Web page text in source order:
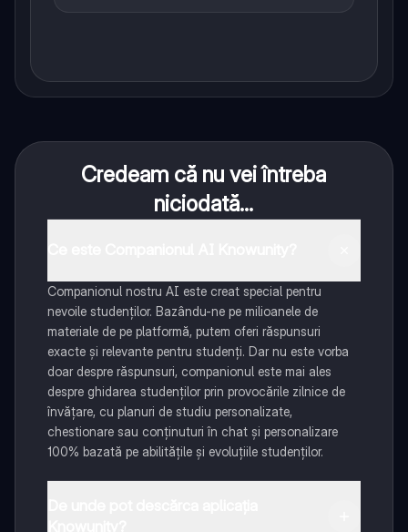
Credeam că nu vei întreba
niciodată...
Companionul nostru AI este creat special pentru
nevoile studenților. Bazându-ne pe milioanele de
materiale de pe platformă, putem oferi răspunsuri
exacte și relevante pentru studenți. Dar nu este vorba
doar despre răspunsuri, companionul este mai ales
despre ghidarea studenților prin provocările zilnice de
învățare, cu planuri de studiu personalizate,
chestionare sau conținuturi în chat și personalizare
100% bazată pe abilitățile și evoluțiile studenților.